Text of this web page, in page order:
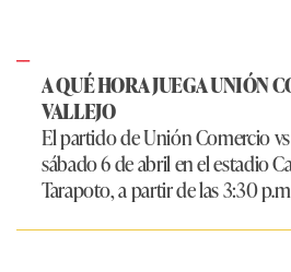
A QUÉ HORA JUEGA UNIÓN
VALLEJO
El partido de Unión Comercio vs
sábado 6 de abril en el estadio
Tarapoto, a partir de las 3:30